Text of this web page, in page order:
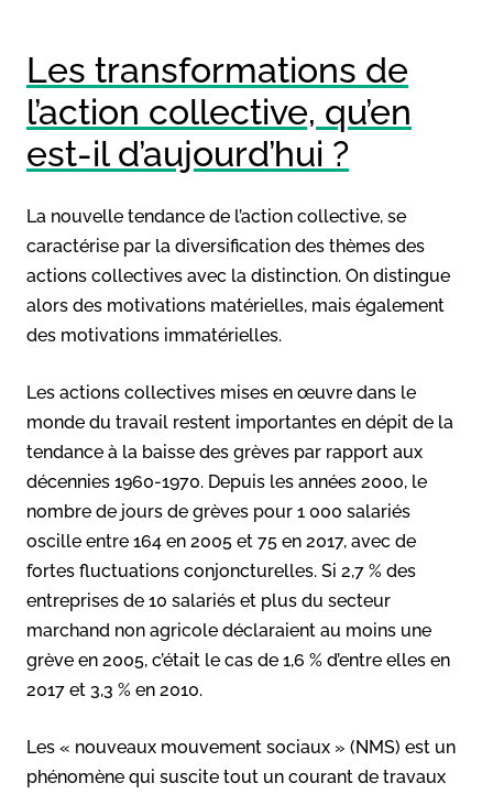
Les transformations de
l’action collective, qu’en
est-il d’aujourd’hui ?
La nouvelle tendance de l’action collective, se
caractérise par la diversification des thèmes des
actions collectives avec la distinction. On distingue
alors des motivations matérielles, mais également
des motivations immatérielles.
Les actions collectives mises en œuvre dans le
monde du travail restent importantes en dépit de la
tendance à la baisse des grèves par rapport aux
décennies 1960-1970. Depuis les années 2000, le
nombre de jours de grèves pour 1 000 salariés
oscille entre 164 en 2005 et 75 en 2017, avec de
fortes fluctuations conjoncturelles. Si 2,7 % des
entreprises de 10 salariés et plus du secteur
marchand non agricole déclaraient au moins une
grève en 2005, c’était le cas de 1,6 % d’entre elles en
2017 et 3,3 % en 2010.
Les « nouveaux mouvement sociaux » (NMS) est un
phénomène qui suscite tout un courant de travaux